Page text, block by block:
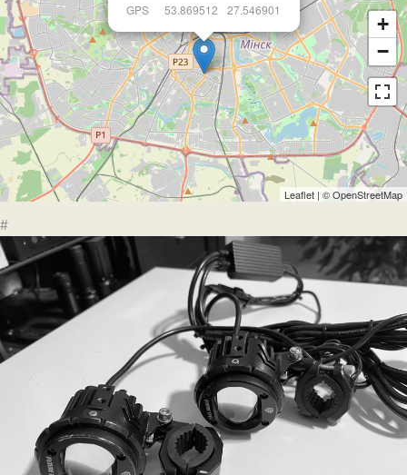
GPS
53.869512 27.546901
+
−
Leaflet | ©OpenStreetMap
#